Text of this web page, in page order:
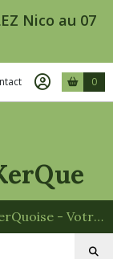
Nico au 07
0
Votre CaVe à BièRes et BouTiQue DunKerQuoise - Votre Spécialiste des Paniers Garnis